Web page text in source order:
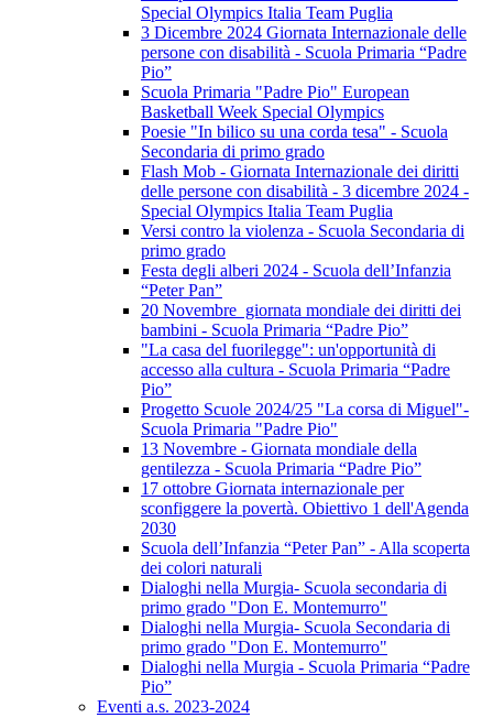
Special Olympics Italia Team Puglia
3 Dicembre 2024 Giornata Internazionale delle
persone con disabilità - Scuola Primaria “Padre
Pio”
Scuola Primaria "Padre Pio" European
Basketball Week Special Olympics
Poesie "In bilico su una corda tesa" - Scuola
Secondaria di primo grado
Flash Mob - Giornata Internazionale dei diritti
delle persone con disabilità - 3 dicembre 2024 -
Special Olympics Italia Team Puglia
Versi contro la violenza - Scuola Secondaria di
primo grado
Festa degli alberi 2024 - Scuola dell’Infanzia
“Peter Pan”
20 Novembre giornata mondiale dei diritti dei
bambini - Scuola Primaria “Padre Pio”
"La casa del fuorilegge": un'opportunità di
accesso alla cultura - Scuola Primaria “Padre
Pio”
Progetto Scuole 2024/25 "La corsa di Miguel"-
Scuola Primaria "Padre Pio"
13 Novembre - Giornata mondiale della
gentilezza - Scuola Primaria “Padre Pio”
17 ottobre Giornata internazionale per
sconfiggere la povertà. Obiettivo 1 dell'Agenda
2030
Scuola dell’Infanzia “Peter Pan” - Alla scoperta
dei colori naturali
Dialoghi nella Murgia- Scuola secondaria di
primo grado "Don E. Montemurro"
Dialoghi nella Murgia- Scuola Secondaria di
primo grado "Don E. Montemurro"
Dialoghi nella Murgia - Scuola Primaria “Padre
Pio”
Eventi a.s. 2023-2024